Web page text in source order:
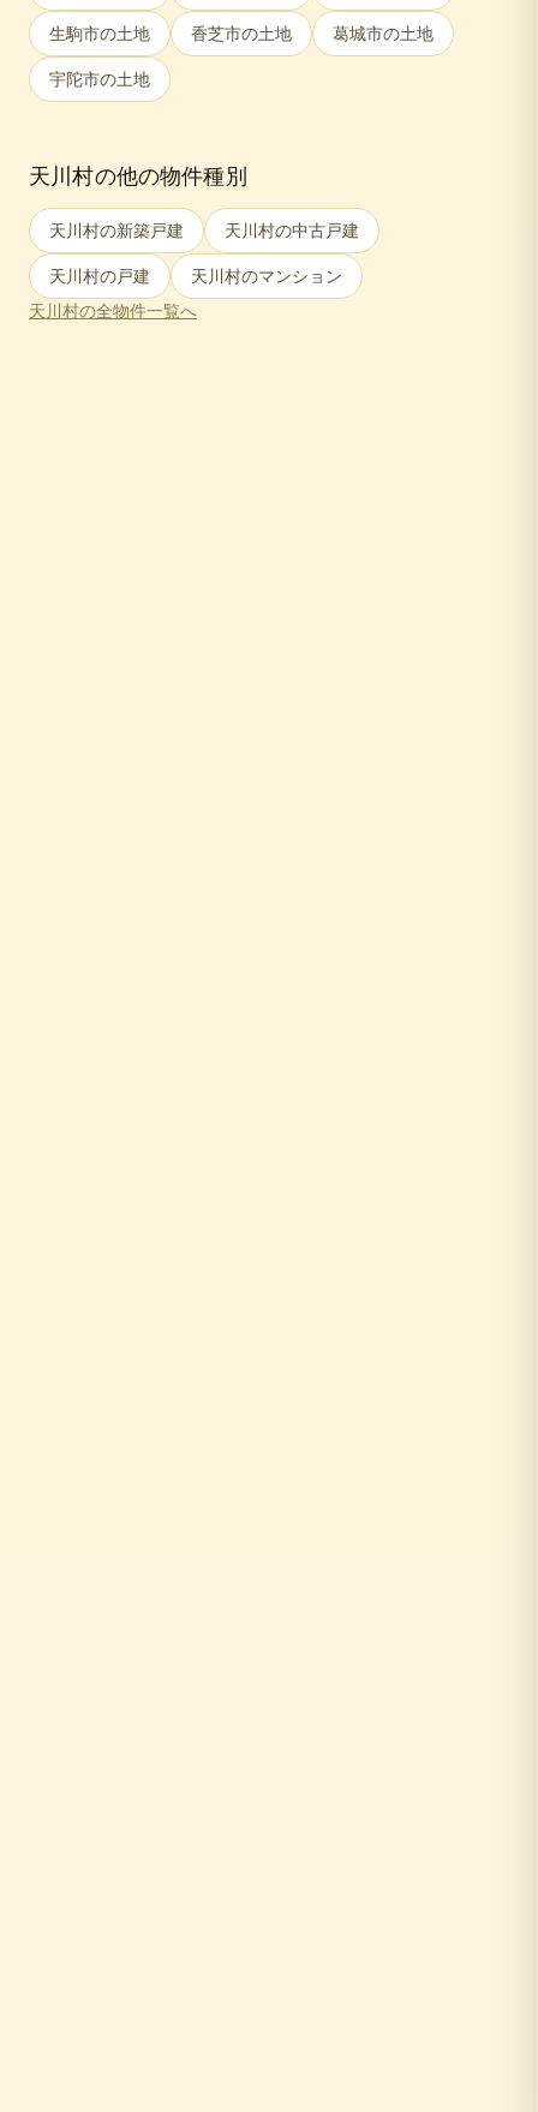
生駒市の土地 香芝市の土地 葛城市の土地
宇陀市の土地
天川村の他の物件種別
天川村の新築戸建 天川村の中古戸建
天川村の戸建 天川村のマンション
天川村の全物件一覧へ